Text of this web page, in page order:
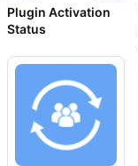
Plugin Activation
Status